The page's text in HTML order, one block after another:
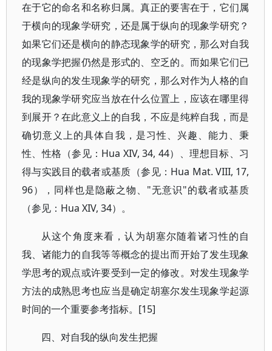
在于它的命名和名称归属。真正的要害在于，它们属
于横向的现象学研究，还是属于纵向的现象学研究？
如果它们还是横向的静态现象学的研究，那么对自我
的现象学把握仍然是形式的、空乏的。而如果它们已
经是纵向的发生现象学的研究，那么对作为人格的自
我的现象学研究应当放在什么位置上，应该在哪里得
到展开？在此意义上的自我，不应是纯粹自我，而是
确切意义上的具体自我，是习性、兴趣、能力、秉
性、性格（参见：Hua XIV, 34, 44）、理想目标、习
得与实践目的载者或基质（参见：Hua Mat. VIII, 17,
96），同样也是隐蔽之物、"无意识"的载者或基质
（参见：Hua XIV, 34）。
从这个角度来看，认为胡塞尔随着诸习性的自
我、诸能力的自我等等概念的提出而开始了发生现象
学思考的观点或许要受到一定的修改。对发生现象学
方法的成熟思考也应当是确定胡塞尔发生现象学起源
时间的一个重要参考指标。[15]
四、对自我的纵向发生把握